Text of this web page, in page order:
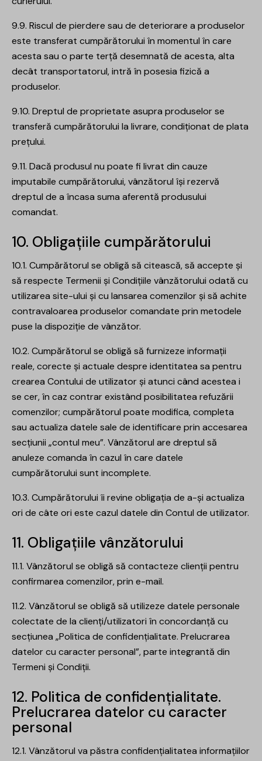
9.9. Riscul de pierdere sau de deteriorare a produselor
este transferat cumpărătorului în momentul în care
acesta sau o parte terță desemnată de acesta, alta
decât transportatorul, intră în posesia fizică a
produselor.
9.10. Dreptul de proprietate asupra produselor se
transferă cumpărătorului la livrare, condiționat de plata
prețului.
9.11. Dacă produsul nu poate fi livrat din cauze
imputabile cumpărătorului, vânzătorul își rezervă
dreptul de a încasa suma aferentă produsului
comandat.
10. Obligațiile cumpărătorului
10.1. Cumpărătorul se obligă să citească, să accepte și
să respecte Termenii și Condițiile vânzătorului odată cu
utilizarea site-ului și cu lansarea comenzilor și să achite
contravaloarea produselor comandate prin metodele
puse la dispoziție de vânzător.
10.2. Cumpărătorul se obligă să furnizeze informații
reale, corecte și actuale despre identitatea sa pentru
crearea Contului de utilizator și atunci când acestea i
se cer, în caz contrar existând posibilitatea refuzării
comenzilor; cumpărătorul poate modifica, completa
sau actualiza datele sale de identificare prin accesarea
secțiunii „contul meu”. Vânzătorul are dreptul să
anuleze comanda în cazul în care datele
cumpărătorului sunt incomplete.
10.3. Cumpărătorului îi revine obligația de a-și actualiza
ori de câte ori este cazul datele din Contul de utilizator.
11. Obligațiile vânzătorului
11.1. Vânzătorul se obligă să contacteze clienții pentru
confirmarea comenzilor, prin e-mail.
11.2. Vânzătorul se obligă să utilizeze datele personale
colectate de la clienți/utilizatori în concordanță cu
secțiunea „Politica de confidențialitate. Prelucrarea
datelor cu caracter personal”, parte integrantă din
Termeni și Condiții.
12. Politica de confidențialitate.
Prelucrarea datelor cu caracter
personal
12.1. Vânzătorul va păstra confidențialitatea informațiilor